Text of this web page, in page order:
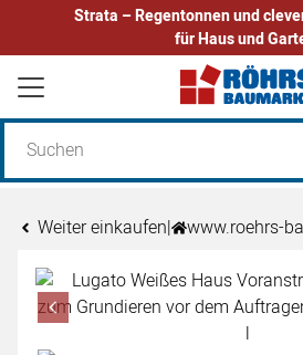
Strata – Regentonnen und
für Haus und
Zum Hauptinhalt springen
Weiter einkaufen| www.roehrs-
Produktgalerie
Zur Kaufbox springen